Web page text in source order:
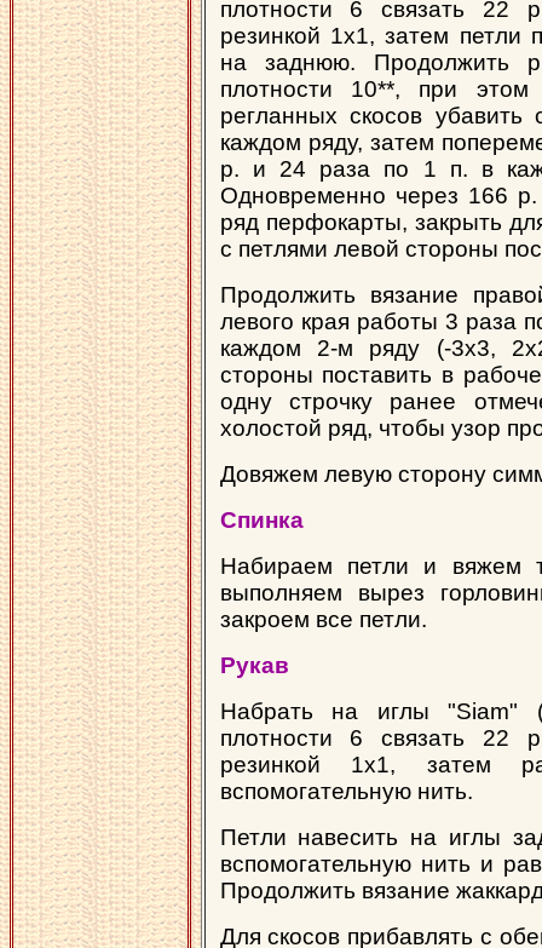
плотности 6 связать 22
резинкой 1х1, затем петли
на заднюю. Продолжить
плотности 10**, при
регланных скосов
каждом ряду, затем
р. и 24 раза по 1 п. в
Одновременно через 166 р.
ряд перфокарты, закрыть
с петлями левой стороны
Продолжить вязание
левого края работы 3 раза
каждом 2-м ряду (-3х3,
стороны поставить в
одну строчку ранее
холостой ряд, чтобы узор
Довяжем левую сторону
Спинка
Набираем петли и вяжем
выполняем вырез
закроем все петли.
Рукав
Набрать на иглы "Siam"
плотности 6 связать 22
резинкой 1х1, затем
вспомогательную нить.
Петли навесить на иглы
вспомогательную нить и
Продолжить вязание
Для скосов прибавлять с